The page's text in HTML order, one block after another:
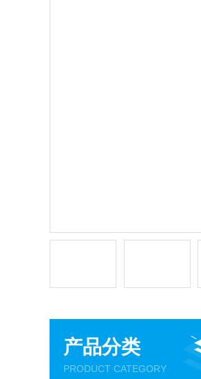
产品分类
PRODUCT CATEGORY